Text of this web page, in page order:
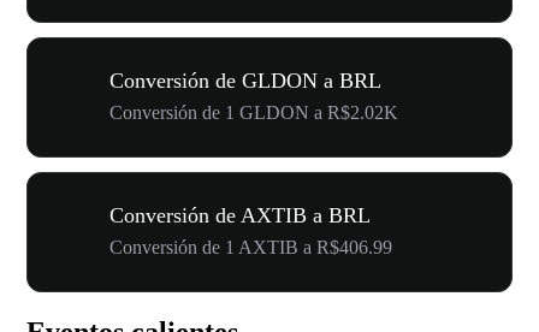
Conversión de GLDON a BRL
Conversión de 1 GLDON a R$2.02K
Conversión de AXTIB a BRL
Conversión de 1 AXTIB a R$406.99